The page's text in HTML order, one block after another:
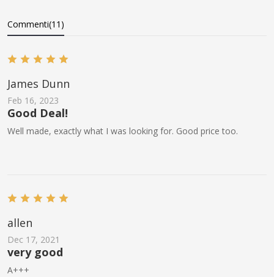
Commenti(11)
James Dunn
Feb 16, 2023
Good Deal!
Well made, exactly what I was looking for. Good price too.
allen
Dec 17, 2021
very good
A+++